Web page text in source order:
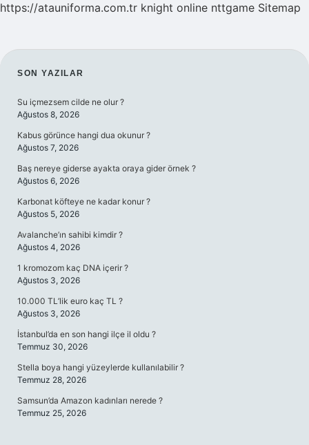
https://atauniforma.com.tr knight online nttgame Sitemap
SIDEBAR
SON YAZILAR
Su içmezsem cilde ne olur ?
Ağustos 8, 2026
Kabus görünce hangi dua okunur ?
Ağustos 7, 2026
Baş nereye giderse ayakta oraya gider örnek ?
Ağustos 6, 2026
Karbonat köfteye ne kadar konur ?
Ağustos 5, 2026
Avalanche’ın sahibi kimdir ?
Ağustos 4, 2026
1 kromozom kaç DNA içerir ?
Ağustos 3, 2026
10.000 TL’lik euro kaç TL ?
Ağustos 3, 2026
İstanbul’da en son hangi ilçe il oldu ?
Temmuz 30, 2026
Stella boya hangi yüzeylerde kullanılabilir ?
Temmuz 28, 2026
Samsun’da Amazon kadınları nerede ?
Temmuz 25, 2026